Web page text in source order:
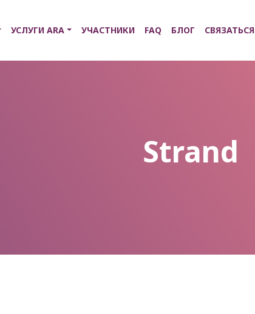
УСЛУГИ ARA УЧАСТНИКИ FAQ БЛОГ
Strand